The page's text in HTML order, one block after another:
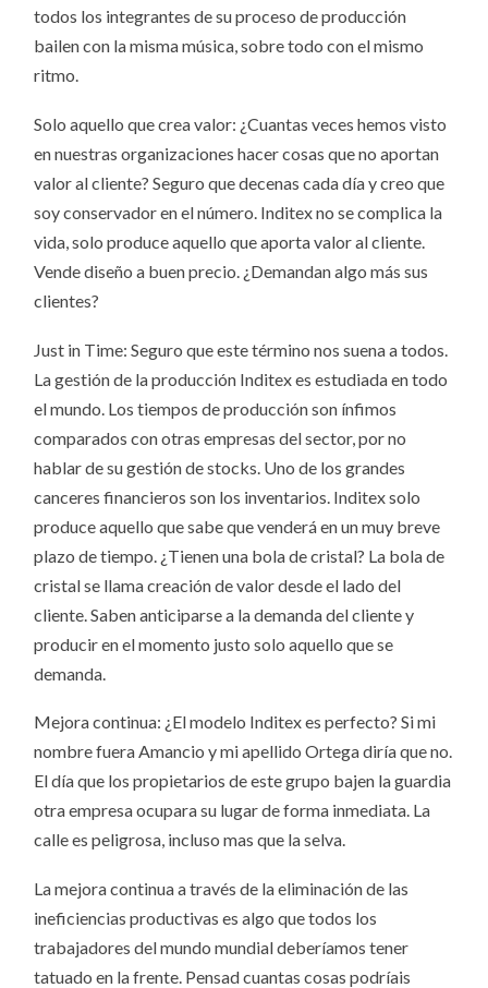
todos los integrantes de su proceso de producción
bailen con la misma música, sobre todo con el mismo
ritmo.
Solo aquello que crea valor: ¿Cuantas veces hemos visto
en nuestras organizaciones hacer cosas que no aportan
valor al cliente? Seguro que decenas cada día y creo que
soy conservador en el número. Inditex no se complica la
vida, solo produce aquello que aporta valor al cliente.
Vende diseño a buen precio. ¿Demandan algo más sus
clientes?
Just in Time: Seguro que este término nos suena a todos.
La gestión de la producción Inditex es estudiada en todo
el mundo. Los tiempos de producción son ínfimos
comparados con otras empresas del sector, por no
hablar de su gestión de stocks. Uno de los grandes
canceres financieros son los inventarios. Inditex solo
produce aquello que sabe que venderá en un muy breve
plazo de tiempo. ¿Tienen una bola de cristal? La bola de
cristal se llama creación de valor desde el lado del
cliente. Saben anticiparse a la demanda del cliente y
producir en el momento justo solo aquello que se
demanda.
Mejora continua: ¿El modelo Inditex es perfecto? Si mi
nombre fuera Amancio y mi apellido Ortega diría que no.
El día que los propietarios de este grupo bajen la guardia
otra empresa ocupara su lugar de forma inmediata. La
calle es peligrosa, incluso mas que la selva.
La mejora continua a través de la eliminación de las
ineficiencias productivas es algo que todos los
trabajadores del mundo mundial deberíamos tener
tatuado en la frente. Pensad cuantas cosas podríais